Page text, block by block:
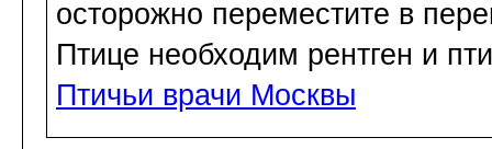
осторожно переместите в
Птице необходим рентген и
Птичьи врачи Москвы